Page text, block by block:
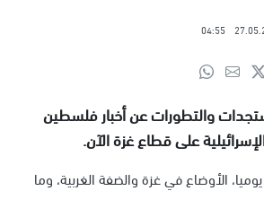
04:55
والتطورات عن أخبار فلسطين
على قطاع غزة الآن.
الأوضاع في غزة والضفة الغربية، وما